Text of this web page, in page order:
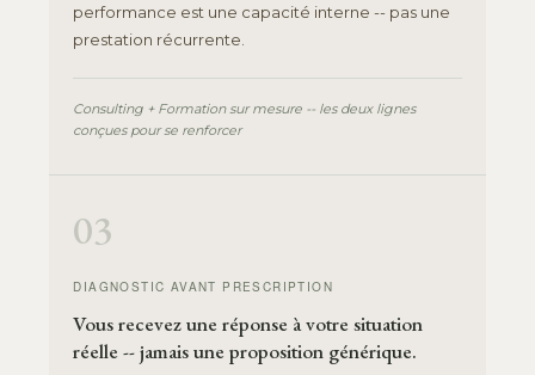
performance est une capacité interne -- pas une
prestation récurrente.
Consulting + Formation sur mesure -- les deux lignes
conçues pour se renforcer
03
DIAGNOSTIC AVANT PRESCRIPTION
Vous recevez une réponse à votre situation
réelle -- jamais une proposition générique.